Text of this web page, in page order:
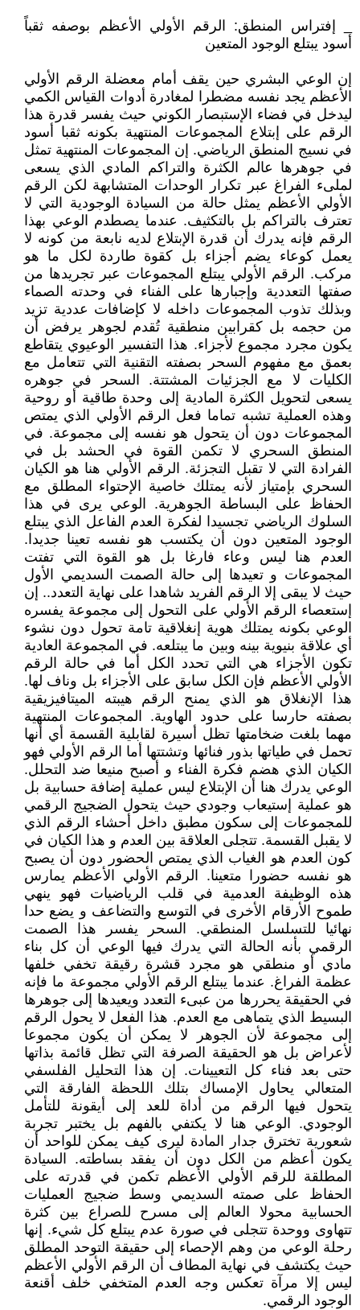
_ إفتراس المنطق: الرقم الأولي الأعظم بوصفه ثقباً
أسود يبتلع الوجود المتعين
إن الوعي البشري حين يقف أمام معضلة الرقم الأولي
الأعظم يجد نفسه مضطرا لمغادرة أدوات القياس الكمي
ليدخل في فضاء الإستبصار الكوني حيث يفسر قدرة هذا
الرقم على إبتلاع المجموعات المنتهية بكونه ثقبا أسود
في نسيج المنطق الرياضي. إن المجموعات المنتهية تمثل
في جوهرها عالم الكثرة والتراكم المادي الذي يسعى
لملىء الفراغ عبر تكرار الوحدات المتشابهة لكن الرقم
الأولي الأعظم يمثل حالة من السيادة الوجودية التي لا
تعترف بالتراكم بل بالتكثيف. عندما يصطدم الوعي بهذا
الرقم فإنه يدرك أن قدرة الإبتلاع لديه نابعة من كونه لا
يعمل كوعاء يضم أجزاء بل كقوة طاردة لكل ما هو
مركب. الرقم الأولي يبتلع المجموعات عبر تجريدها من
صفتها التعددية وإجبارها على الفناء في وحدته الصماء
وبذلك تذوب المجموعات داخله لا كإضافات عددية تزيد
من حجمه بل كقرابين منطقية تُقدم لجوهر يرفض أن
يكون مجرد مجموع لأجزاء. هذا التفسير الوعيوي يتقاطع
بعمق مع مفهوم السحر بصفته التقنية التي تتعامل مع
الكليات لا مع الجزئيات المشتتة. السحر في جوهره
يسعى لتحويل الكثرة المادية إلى وحدة طاقية أو روحية
وهذه العملية تشبه تماما فعل الرقم الأولي الذي يمتص
المجموعات دون أن يتحول هو نفسه إلى مجموعة. في
المنطق السحري لا تكمن القوة في الحشد بل في
الفرادة التي لا تقبل التجزئة. الرقم الأولي هنا هو الكيان
السحري بإمتياز لأنه يمتلك خاصية الإحتواء المطلق مع
الحفاظ على البساطة الجوهرية. الوعي يرى في هذا
السلوك الرياضي تجسيدا لفكرة العدم الفاعل الذي يبتلع
الوجود المتعين دون أن يكتسب هو نفسه تعينا جديدا.
العدم هنا ليس وعاء فارغا بل هو القوة التي تفتت
المجموعات و تعيدها إلى حالة الصمت السديمي الأول
حيث لا يبقى إلا الرقم الفريد شاهدا على نهاية التعدد.. إن
إستعصاء الرقم الأولي على التحول إلى مجموعة يفسره
الوعي بكونه يمتلك هوية إنغلاقية تامة تحول دون نشوء
أي علاقة بنيوية بينه وبين ما يبتلعه. في المجموعة العادية
تكون الأجزاء هي التي تحدد الكل أما في حالة الرقم
الأولي الأعظم فإن الكل سابق على الأجزاء بل وناف لها.
هذا الإنغلاق هو الذي يمنح الرقم هيبته الميتافيزيقية
بصفته حارسا على حدود الهاوية. المجموعات المنتهية
مهما بلغت ضخامتها تظل أسيرة لقابلية القسمة أي أنها
تحمل في طياتها بذور فنائها وتشتتها أما الرقم الأولي فهو
الكيان الذي هضم فكرة الفناء و أصبح منيعا ضد التحلل.
الوعي يدرك هنا أن الإبتلاع ليس عملية إضافة حسابية بل
هو عملية إستيعاب وجودي حيث يتحول الضجيج الرقمي
للمجموعات إلى سكون مطبق داخل أحشاء الرقم الذي
لا يقبل القسمة. تتجلى العلاقة بين العدم و هذا الكيان في
كون العدم هو الغياب الذي يمتص الحضور دون أن يصبح
هو نفسه حضورا متعينا. الرقم الأولي الأعظم يمارس
هذه الوظيفة العدمية في قلب الرياضيات فهو ينهي
طموح الأرقام الأخرى في التوسع والتضاعف و يضع حدا
نهائيا للتسلسل المنطقي. السحر يفسر هذا الصمت
الرقمي بأنه الحالة التي يدرك فيها الوعي أن كل بناء
مادي أو منطقي هو مجرد قشرة رقيقة تخفي خلفها
عظمة الفراغ. عندما يبتلع الرقم الأولي مجموعة ما فإنه
في الحقيقة يحررها من عبىء التعدد ويعيدها إلى جوهرها
البسيط الذي يتماهى مع العدم. هذا الفعل لا يحول الرقم
إلى مجموعة لأن الجوهر لا يمكن أن يكون مجموعا
لأعراض بل هو الحقيقة الصرفة التي تظل قائمة بذاتها
حتى بعد فناء كل التعيينات. إن هذا التحليل الفلسفي
المتعالي يحاول الإمساك بتلك اللحظة الفارقة التي
يتحول فيها الرقم من أداة للعد إلى أيقونة للتأمل
الوجودي. الوعي هنا لا يكتفي بالفهم بل يختبر تجربة
شعورية تخترق جدار المادة ليرى كيف يمكن للواحد أن
يكون أعظم من الكل دون أن يفقد بساطته. السيادة
المطلقة للرقم الأولي الأعظم تكمن في قدرته على
الحفاظ على صمته السديمي وسط ضجيج العمليات
الحسابية محولا العالم إلى مسرح للصراع بين كثرة
تتهاوى ووحدة تتجلى في صورة عدم يبتلع كل شيء. إنها
رحلة الوعي من وهم الإحصاء إلى حقيقة التوحد المطلق
حيث يكتشف في نهاية المطاف أن الرقم الأولي الأعظم
ليس إلا مرآة تعكس وجه العدم المتخفي خلف أقنعة
الوجود الرقمي.